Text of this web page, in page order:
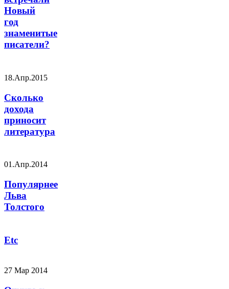
Новый
год
знаменитые
писатели?
18.Апр.2015
Сколько
дохода
приносит
литература
01.Апр.2014
Популярнее
Льва
Толстого
Etc
27 Мар 2014